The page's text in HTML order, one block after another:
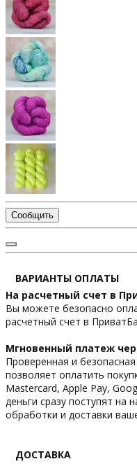
Сообщить
ВАРИАНТЫ ОПЛАТЫ
На расчетный счет в
Вы можете безопасно
расчетный счет в
Мгновенный платеж
Проверенная и
позволяет оплатить
Mastercard, Apple Pay,
деньги сразу поступят на
обработки и доставки
ДОСТАВКА